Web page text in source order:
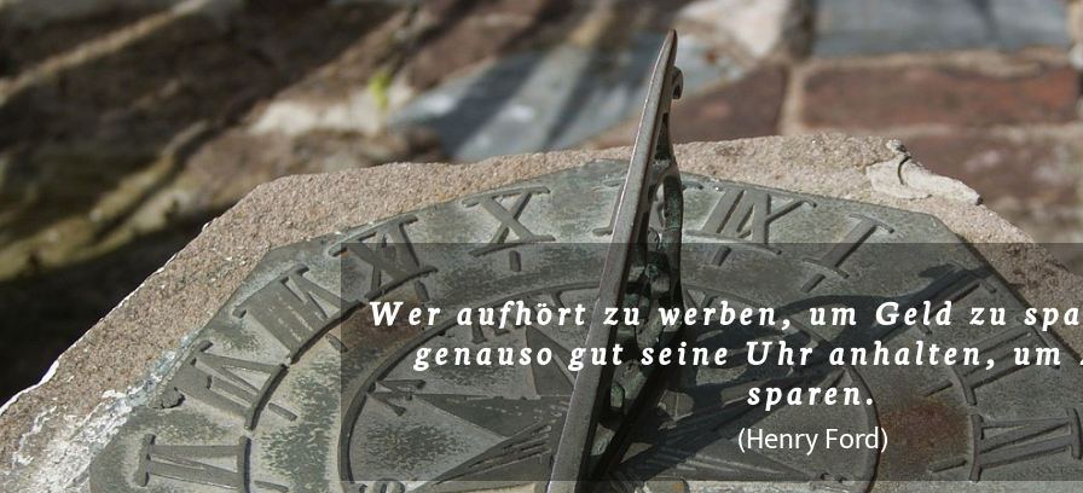
Wer aufhört zu werben, um Geld zu
genauso gut seine Uhr anhalten,
sparen.
(Henry Ford)